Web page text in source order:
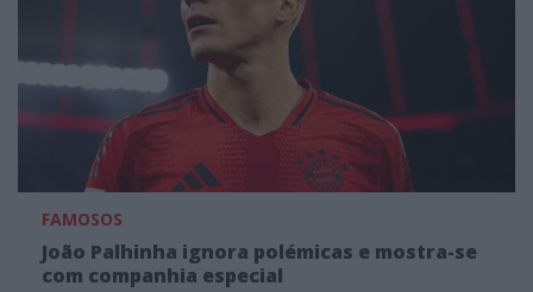
FAMOSOS
João Palhinha ignora polémicas e mostra-se
com companhia especial